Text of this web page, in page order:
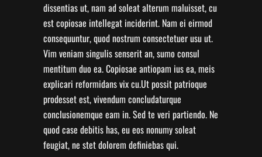
dissentias ut, nam ad soleat alterum maluisset, cu
est copiosae intellegat inciderint. Nam ei eirmod
consequuntur, quod nostrum consectetuer usu ut.
Vim veniam singulis senserit an, sumo consul
mentitum duo ea. Copiosae antiopam ius ea, meis
explicari reformidans vix cu.Ut possit patrioque
prodesset est, vivendum concludaturque
conclusionemque eam in. Sed te veri partiendo. Ne
quod case debitis has, eu eos nonumy soleat
feugiat, ne stet dolorem definiebas qui.